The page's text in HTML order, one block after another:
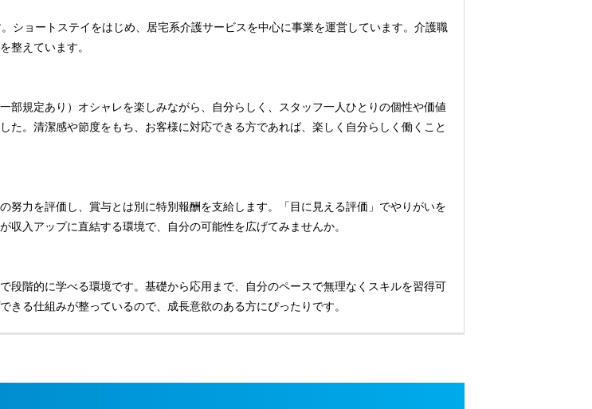
ショートステイをはじめ、居宅系介護サービスを中心に事業を運営しています。介護職
整えています。
部規定あり）オシャレを楽しみながら、自分らしく、スタッフ一人ひとりの個性や価値
。清潔感や節度をもち、お客様に対応できる方であれば、楽しく自分らしく働くこと
努力を評価し、賞与とは別に特別報酬を支給します。「目に見える評価」でやりがいを
入アップに直結する環境で、自分の可能性を広げてみませんか。
段階的に学べる環境です。基礎から応用まで、自分のペースで無理なくスキルを習得可
る仕組みが整っているので、成長意欲のある方にぴったりです。